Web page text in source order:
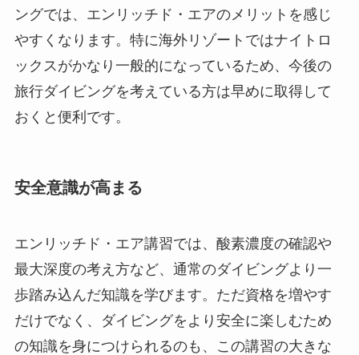
ングでは、エンリッチド・エアのメリットを感じ
やすくなります。特に海外リゾートではナイトロ
ックスがかなり一般的になっているため、今後の
旅行ダイビングを考えている方は早めに取得して
おくと便利です。
安全意識が高まる
エンリッチド・エア講習では、酸素濃度の確認や
最大深度の考え方など、通常のダイビングより一
歩踏み込んだ知識を学びます。ただ資格を増やす
だけでなく、ダイビングをより安全に楽しむため
の知識を身につけられるのも、この講習の大きな